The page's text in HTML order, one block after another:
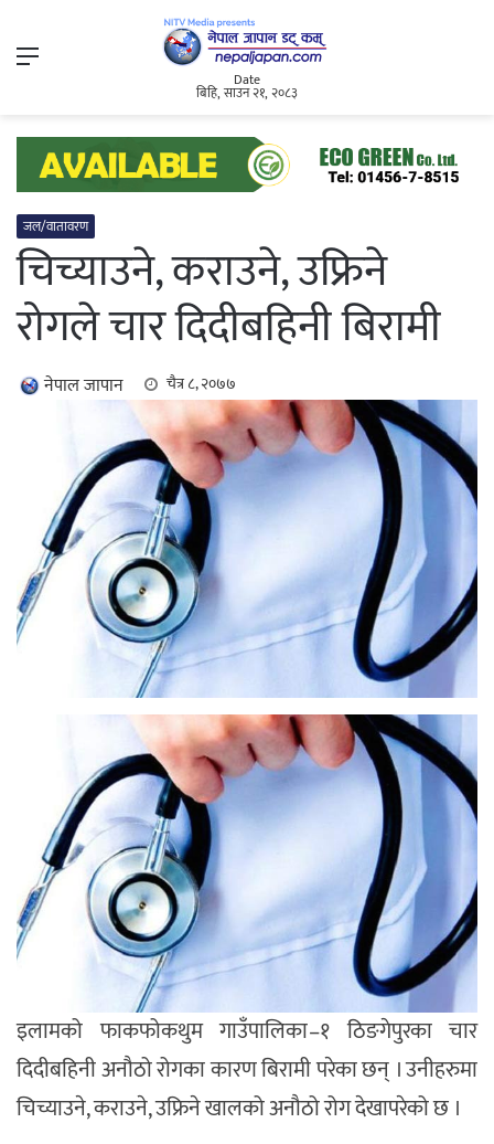
Menu
Date
बिहि, साउन २१, २०८३
जल/वातावरण
चिच्याउने, कराउने, उफ्रिने
रोगले चार दिदीबहिनी बिरामी
नेपाल जापान चैत्र ८, २०७७
इलामको फाकफोकथुम गाउँपालिका–१ ठिङगेपुरका चार
दिदीबहिनी अनौठो रोगका कारण बिरामी परेका छन् । उनीहरुमा
चिच्याउने, कराउने, उफ्रिने खालको अनौठो रोग देखापरेको छ ।